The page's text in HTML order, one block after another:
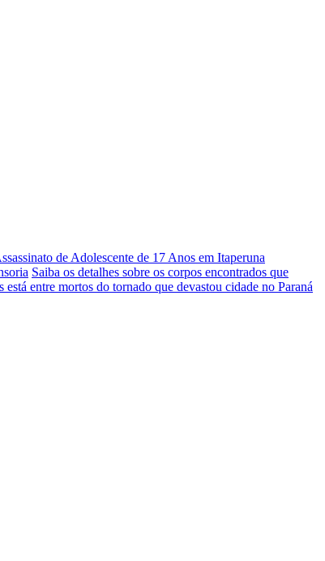
de Adolescente de 17 Anos em Itaperuna
Saiba os detalhes sobre os corpos encontrados que
está entre mortos do tornado que devastou cidade no Paraná